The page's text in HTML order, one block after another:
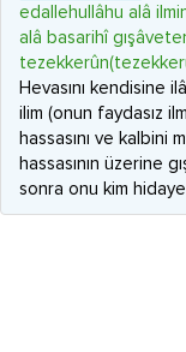
edallehullâhu alâ
alâ basarihî
Hevasını kendisine
ilim (onun faydasız
hassasını ve kalbini
hassasının üzerine
sonra onu kim